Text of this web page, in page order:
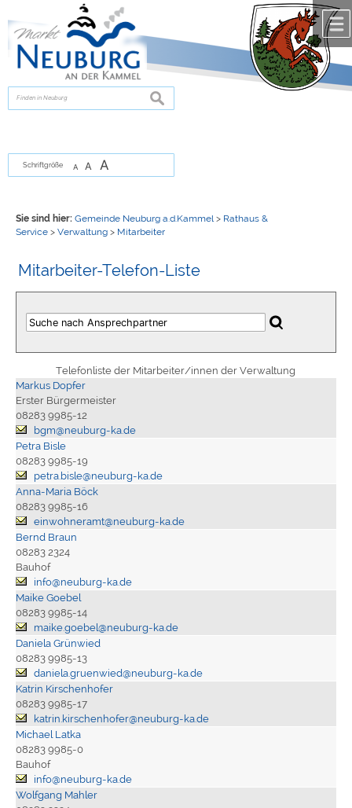
zur Navigationoder
springen.
suchen
Schriftgröße A A A
Sie sind hier: Gemeinde Neuburg a.d.Kammel > Rathaus &
Service> Verwaltung> Mitarbeiter
Mitarbeiter-Telefon-Liste
Telefonliste der Mitarbeiter/innen der Verwaltung
Markus Dopfer
Erster Bürgermeister
08283 9985-12
bgm@neuburg-ka.de
Petra Bisle
08283 9985-19
petra.bisle@neuburg-ka.de
Anna-Maria Böck
08283 9985-16
einwohneramt@neuburg-ka.de
Bernd Braun
08283 2324
Bauhof
info@neuburg-ka.de
Maike Goebel
08283 9985-14
maike.goebel@neuburg-ka.de
Daniela Grünwied
08283 9985-13
daniela.gruenwied@neuburg-ka.de
Katrin Kirschenhofer
08283 9985-17
katrin.kirschenhofer@neuburg-ka.de
Michael Latka
08283 9985-0
Bauhof
info@neuburg-ka.de
Wolfgang Mahler